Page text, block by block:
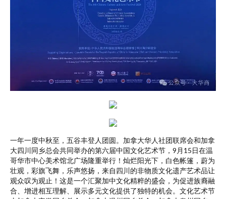
一年一度中秋至，五谷丰登人团圆。加拿大华人社团联席会和加拿
大四川同乡总会共同举办的第六届中国文化艺术节，9月15日在温
哥华市中心美术馆北广场隆重举行！灿烂阳光下，白色帐篷，蔚为
壮观，彩旗飞舞，乐声悠扬，来自四川的非物质文化遗产艺术品让
观众叹为观止！这是一个汇聚加中文化精粹的盛会，为促进族裔融
合、增进相互理解、展示多元文化提供了独特的机会。文化艺术节